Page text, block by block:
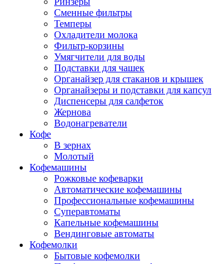
Сменные фильтры
Темперы
Охладители молока
Фильтр-корзины
Умягчители для воды
Подставки для чашек
Органайзер для стаканов и крышек
Органайзеры и подставки для капсул
Диспенсеры для салфеток
Жернова
Водонагреватели
Кофе
В зернах
Молотый
Кофемашины
Рожковые кофеварки
Автоматические кофемашины
Профессиональные кофемашины
Суперавтоматы
Капельные кофемашины
Вендинговые автоматы
Кофемолки
Бытовые кофемолки